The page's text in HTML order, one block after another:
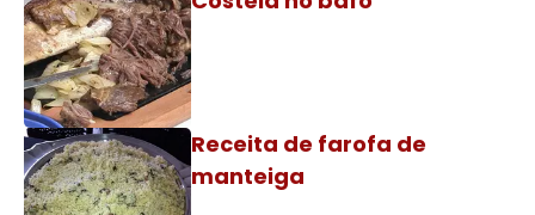
Receita de farofa de
manteiga